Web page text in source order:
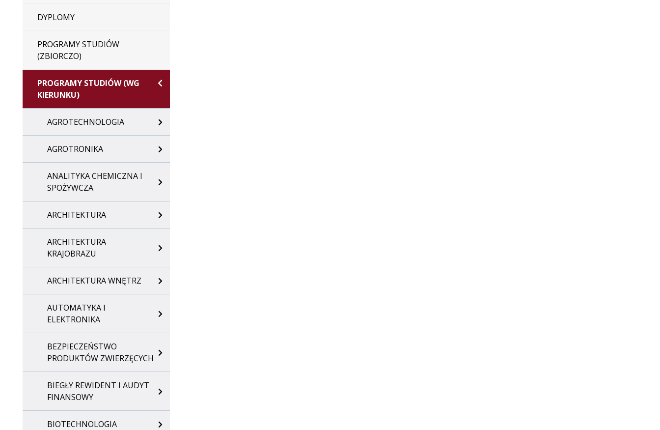
DYPLOMY
PROGRAMY STUDIÓW
(ZBIORCZO)
PROGRAMY STUDIÓW (WG
KIERUNKU)
AGROTECHNOLOGIA
AGROTRONIKA
ANALITYKA CHEMICZNA I
SPOŻYWCZA
ARCHITEKTURA
ARCHITEKTURA
KRAJOBRAZU
ARCHITEKTURA WNĘTRZ
AUTOMATYKA I
ELEKTRONIKA
BEZPIECZEŃSTWO
PRODUKTÓW ZWIERZĘCYCH
BIEGŁY REWIDENT I AUDYT
FINANSOWY
BIOTECHNOLOGIA